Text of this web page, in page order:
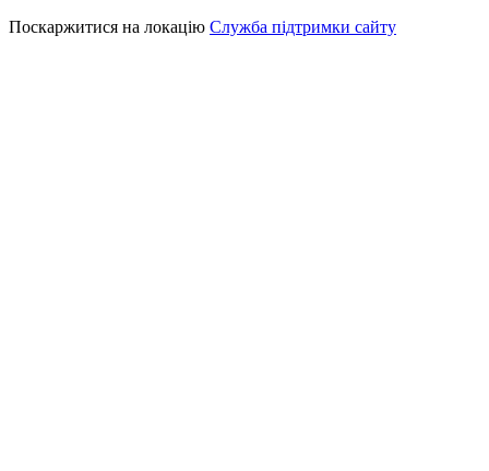
Поскаржитися на локацію Служба підтримки сайту